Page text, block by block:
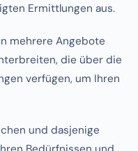
Ermittlungen aus.
mehrere Angebote
die über die
verfügen, um Ihren
und dasjenige